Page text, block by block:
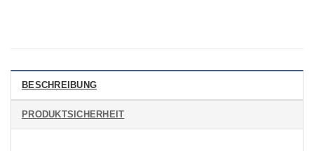
BESCHREIBUNG
PRODUKTSICHERHEIT